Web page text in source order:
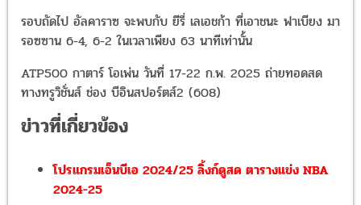
รอบถัดไป อัลคาราซ จะพบกับ ยีรี่ เลเอชก้า ที่เอาชนะ ฟาเบียง มา
รอซซาน 6-4, 6-2ในเวลาเพียง 63 นาทีเท่านั้น
ATP500 กาตาร์ โอเพ่น วันที่ 17-22 ก.พ. 2025 ถ่ายทอดสด
ทางทรูวิชั่นส์ ช่อง บีอินสปอร์ตส์2 (608)
ข่าวที่เกี่ยวข้อง
โปรแกรมเอ็นบีเอ 2024/25 ลิ้งก์ดูสด ตารางแข่ง NBA
2024-25